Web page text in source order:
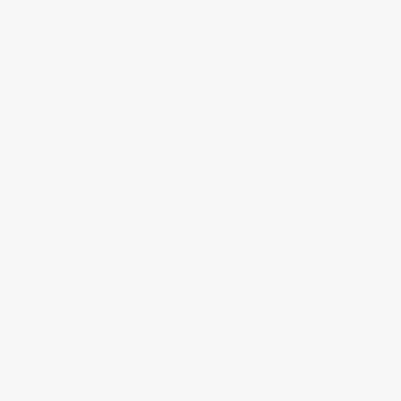
для мини-футбола, гандбола.
велькро